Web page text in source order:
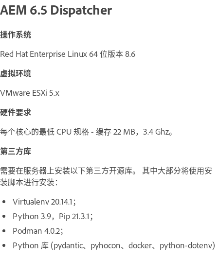
AEM 6.5 Dispatcher
操作系统
Red Hat Enterprise Linux 64 位版本 8.6
虚拟环境
VMware ESXi 5.x
硬件要求
每个核心的最低 CPU 规格 - 缓存 22 MB，3.4 Ghz。
第三方库
需要在服务器上安装以下第三方开源库。 其中大部分将使用安
装脚本进行安装：
Virtualenv 20.14.1；
Python 3.9，Pip 21.3.1；
Podman 4.0.2；
Python 库 (pydantic、pyhocon、docker、python-dotenv)